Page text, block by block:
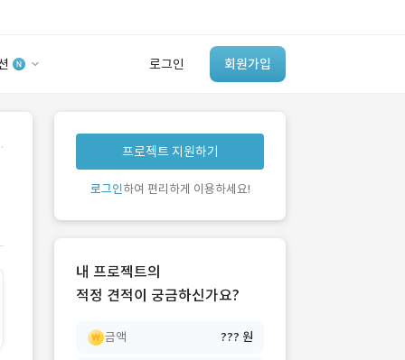
로그인 회원가입
유사사례 검색 AI
‘이런 거’ 만들어본
개발 회사 있어?
프로젝트 지원하기
로그인하여 편리하게 이용하세요!
내 프로젝트의
적정 견적이 궁금하신가요?
금액 ??? 원